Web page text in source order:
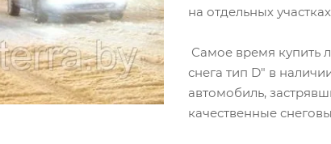
на отдельных
Самое время купить
снега тип D" в
автомобиль,
качественные